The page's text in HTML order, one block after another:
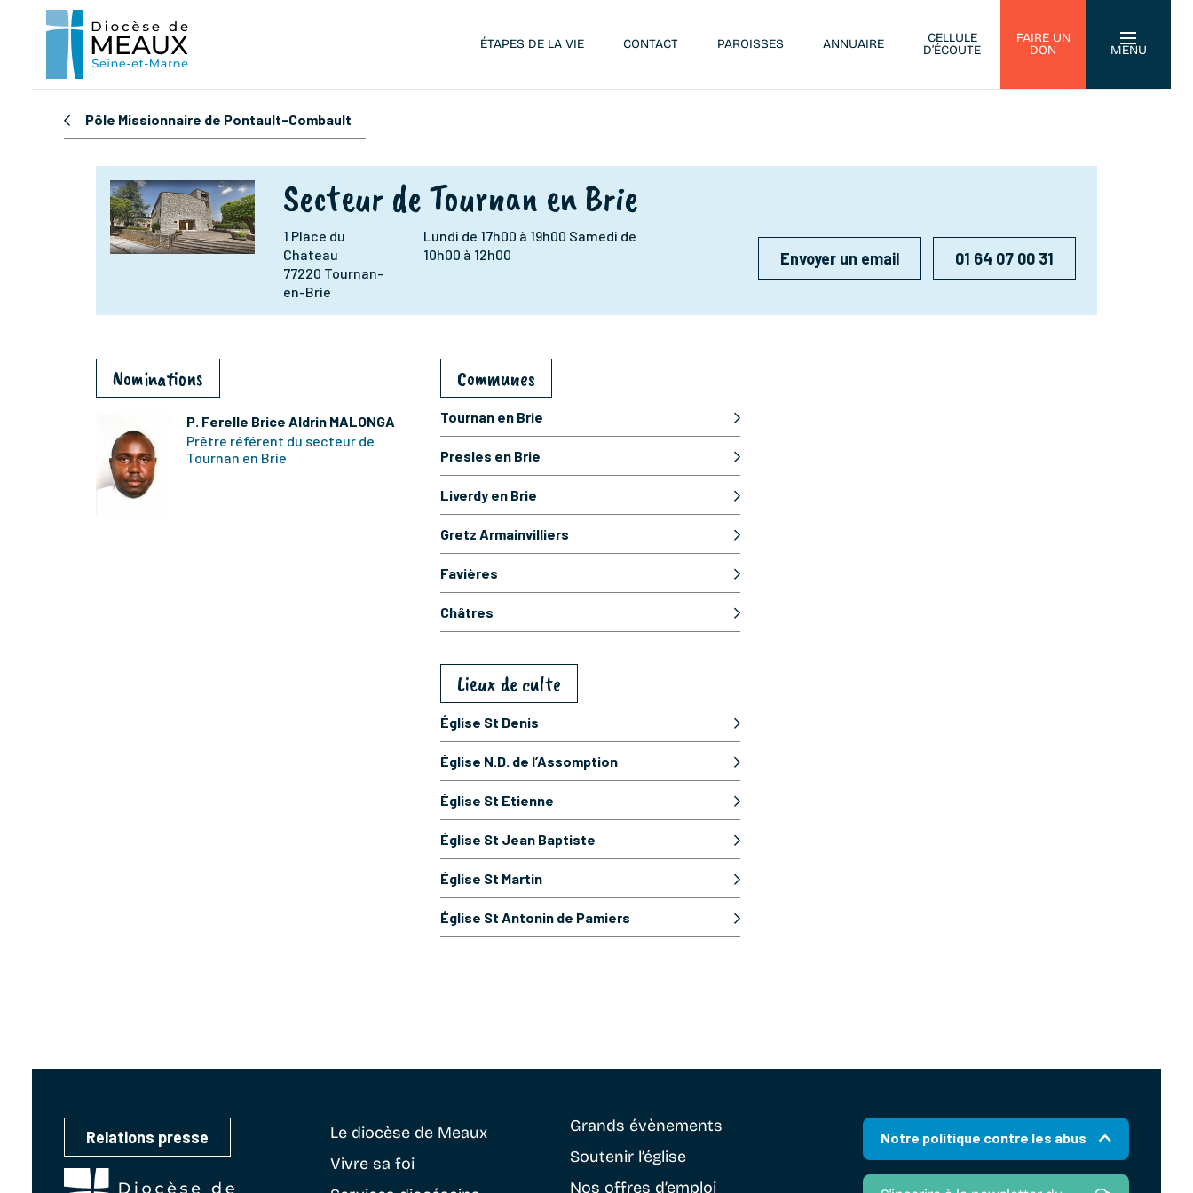
ÉTAPES DE LA VIE CONTACT PAROISSES ANNUAIRE
CELLULE
D’ÉCOUTE
FAIRE UN
DON
MENU
Pôle Missionnaire de Pontault-Combault
Secteur de Tournan en Brie
1 Place du
Chateau
77220 Tournan-
en-Brie
Lundi de 17h00 à 19h00 Samedi de
10h00 à 12h00
Envoyer un email 01 64 07 00 31
Nominations
P. Ferelle Brice Aldrin MALONGA
Prêtre référent du secteur de
Tournan en Brie
Communes
Tournan en Brie
Presles en Brie
Liverdy en Brie
Gretz Armainvilliers
Favières
Châtres
Lieux de culte
Église St Denis
Église N.D. de l’Assomption
Église St Etienne
Église St Jean Baptiste
Église St Martin
Église St Antonin de Pamiers
Relations presse Le diocèse de Meaux
Vivre sa foi
Grands évènements
Soutenir l’église
Nos offres d’emploi
Notre politique contre les abus